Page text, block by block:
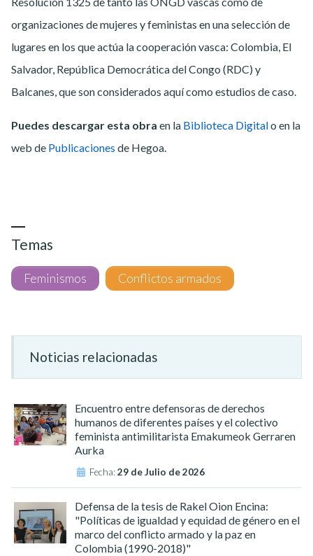
organizaciones de mujeres y feministas en una selección de
lugares en los que actúa la cooperación vasca: Colombia, El
Salvador, República Democrática del Congo (RDC) y
Balcanes, que son considerados aquí como estudios de caso.
Puedes descargar esta obra en la Biblioteca Digitalo en la
web de Publicaciones de Hegoa.
Temas
Feminismos Conflictos armados
Noticias relacionadas
Encuentro entre defensoras de derechos
humanos de diferentes países y el colectivo
feminista antimilitarista Emakumeok Gerraren
Aurka
Fecha:29 de Julio de 2026
Defensa de la tesis de Rakel Oion Encina:
"Políticas de igualdad y equidad de género en el
marco del conflicto armado y la paz en
Colombia (1990-2018)"